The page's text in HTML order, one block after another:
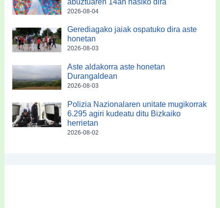
2026-08-04
Gerediagako jaiak ospatuko dira aste
honetan
2026-08-03
Aste aldakorra aste honetan
Durangaldean
2026-08-03
Polizia Nazionalaren unitate mugikorrak
6.295 agiri kudeatu ditu Bizkaiko
herrietan
2026-08-02